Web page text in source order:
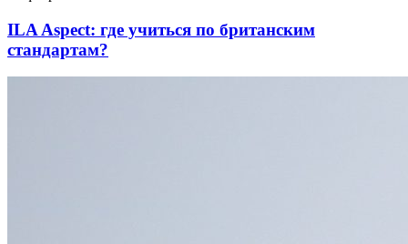
ILA Aspect: где учиться по британским
стандартам?